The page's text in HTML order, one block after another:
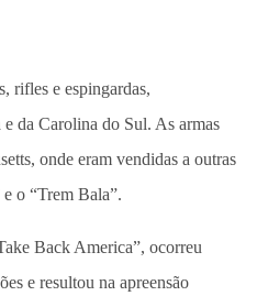
rifles e espingardas,
da Carolina do Sul. As armas
onde eram vendidas a outras
o “Trem Bala”.
Back America”, ocorreu
e resultou na apreensão